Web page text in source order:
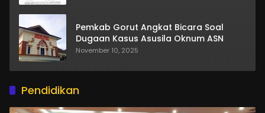
Pemkab Gorut Angkat Bicara Soal
Dugaan Kasus Asusila Oknum ASN
November 10, 2025
Pendidikan